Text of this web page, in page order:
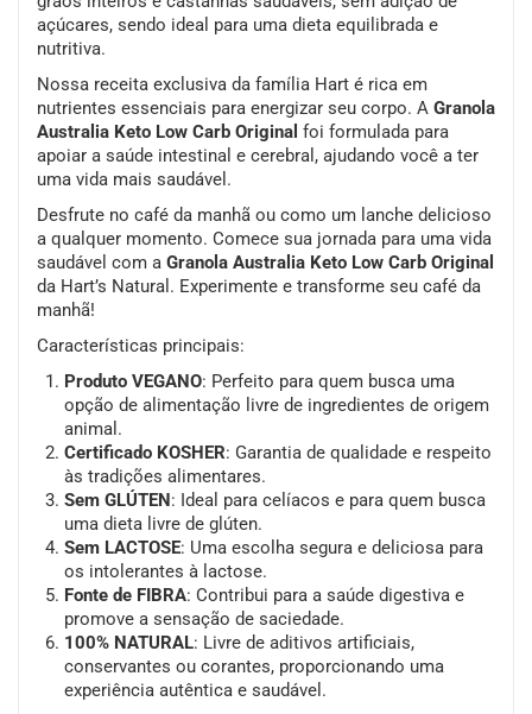
açúcares, sendo ideal para uma dieta equilibrada e
nutritiva.
Nossa receita exclusiva da família Hart é rica em
nutrientes essenciais para energizar seu corpo. A Granola
Australia Keto Low Carb Original foi formulada para
apoiar a saúde intestinal e cerebral, ajudando você a ter
uma vida mais saudável.
Desfrute no café da manhã ou como um lanche delicioso
a qualquer momento. Comece sua jornada para uma vida
saudável com a Granola Australia Keto Low Carb Original
da Hart’s Natural. Experimente e transforme seu café da
manhã!
Características principais:
Produto VEGANO: Perfeito para quem busca uma
opção de alimentação livre de ingredientes de origem
animal.
Certificado KOSHER: Garantia de qualidade e respeito
às tradições alimentares.
Sem GLÚTEN: Ideal para celíacos e para quem busca
uma dieta livre de glúten.
Sem LACTOSE: Uma escolha segura e deliciosa para
os intolerantes à lactose.
Fonte de FIBRA: Contribui para a saúde digestiva e
promove a sensação de saciedade.
100% NATURAL: Livre de aditivos artificiais,
conservantes ou corantes, proporcionando uma
experiência autêntica e saudável.